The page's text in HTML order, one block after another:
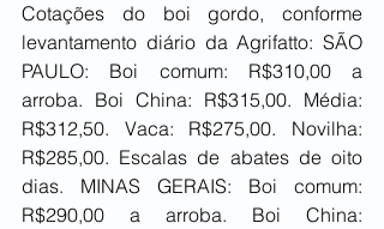
Cotações do boi gordo, conforme
levantamento diário da Agrifatto: SÃO
PAULO: Boi comum: R$310,00 a
arroba. Boi China: R$315,00. Média:
R$312,50. Vaca: R$275,00. Novilha:
R$285,00. Escalas de abates de oito
dias. MINAS GERAIS: Boi comum:
R$290,00 a arroba. Boi China: